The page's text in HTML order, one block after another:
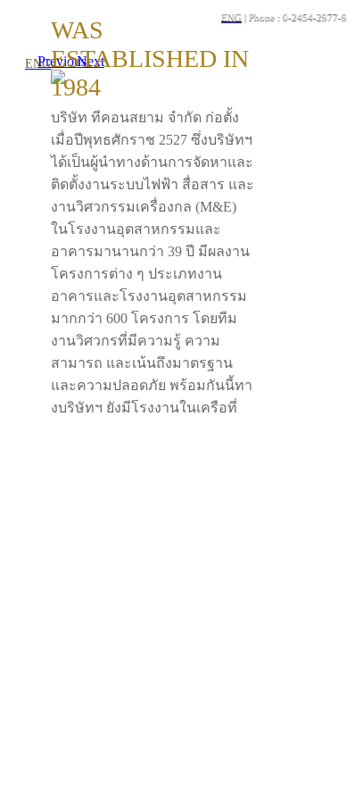
ENG | Phone : 0-2454-2977-9
ENGPreviousNext
WAS
ESTABLISHED IN
1984
บริษัท ทีคอนสยาม จำกัด ก่อตั้ง
เมื่อปีพุทธศักราช 2527 ซึ่งบริษัทฯ
ได้เป็นผู้นำทางด้านการจัดหาและ
ติดตั้งงานระบบไฟฟ้า สื่อสาร และ
งานวิศวกรรมเครื่องกล (M&E)
ในโรงงานอุตสาหกรรมและ
อาคารมานานกว่า 39 ปี มีผลงาน
โครงการต่าง ๆ ประเภทงาน
อาคารและโรงงานอุตสาหกรรม
มากกว่า 600 โครงการ โดยทีม
งานวิศวกรที่มีความรู้ ความ
สามารถ และเน้นถึงมาตรฐาน
และความปลอดภัย พร้อมกันนี้ทา
งบริษัทฯ ยังมีโรงงานในเครือที่